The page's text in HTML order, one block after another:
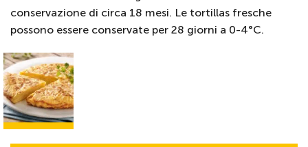
conservazione di circa 18 mesi. Le tortillas fresche
possono essere conservate per 28 giorni a 0-4°C.